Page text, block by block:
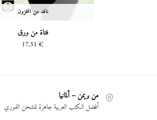
نافد من المخزون
فتاة من ورق
17,51€
من بريمن – ألمانيا
أفضل الكتب العربية جاهزة للشحن الفوري